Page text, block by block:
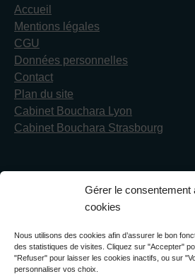
Gérer le consentement
cookies
Nous utilisons des cookies afin d’assurer le bon
des statistiques de visites. Cliquez sur "Accepter"
"Refuser" pour laisser les cookies inactifs, ou sur
personnaliser vos choix.
Accueil
Mentions légales
CGU
Données personnelles
Contact
Plan du site
Cabinet Bouchara Lyon
Cabinet Bouchara Strasbourg
Cabinet Bouchara & Avocats
Spécialistes en droit de la propriété
17 rue du Colisée 75008 PARIS